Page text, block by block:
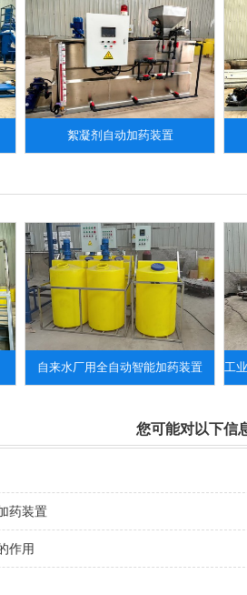
絮凝剂自动加药装置
自来水厂用全自动智能加药装置 工
您可能对以下信
药装置
作用